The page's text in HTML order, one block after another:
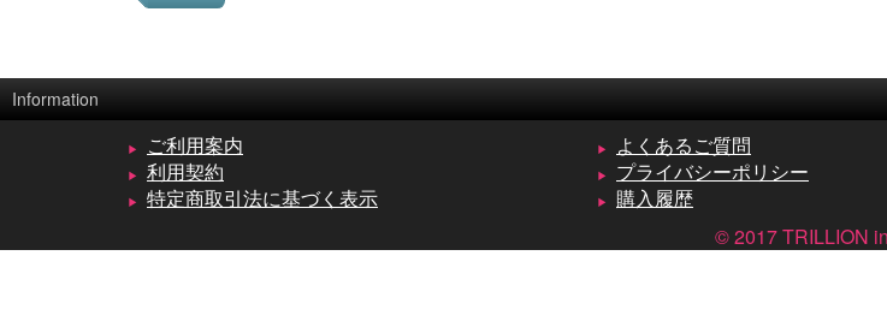
Information
ご利用案内 よくあるご質問
利用契約
プライバシーポリシー
特定商取引法に基づく表示
購入履歴
© 2017 TRILLION